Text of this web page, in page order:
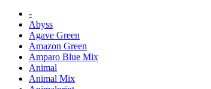
-
Abyss
Agave Green
Amazon Green
Amparo Blue Mix
Animal
Animal Mix